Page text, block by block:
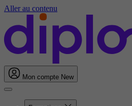
Aller au contenu
Mon compte New